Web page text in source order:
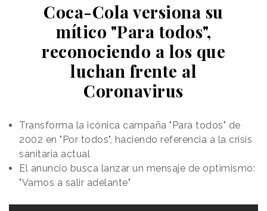
Coca-Cola versiona su
mítico "Para todos",
reconociendo a los que
luchan frente al
Coronavirus
Transforma la icónica campaña "Para todos" de
2002 en "Por todos", haciendo referencia a la crisis
sanitaria actual
El anuncio busca lanzar un mensaje de optimismo:
"Vamos a salir adelante"